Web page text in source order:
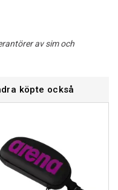
av sim och
köpte också